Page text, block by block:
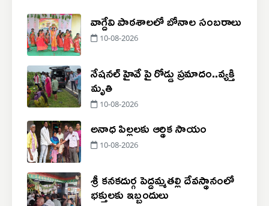
వాగ్దేవి పాఠశాలలో బోనాల సంబరాలు
10-08-2026
నేషనల్ హైవే పై రోడ్డు ప్రమాదం..‌వ్యక్తి
మృతి
10-08-2026
అనాధ పిల్లలకు ఆర్థిక సాయం
10-08-2026
శ్రీ కనకదుర్గ పెద్దమ్మతల్లి దేవస్థానంలో
భక్తులకు ఇబ్బందులు